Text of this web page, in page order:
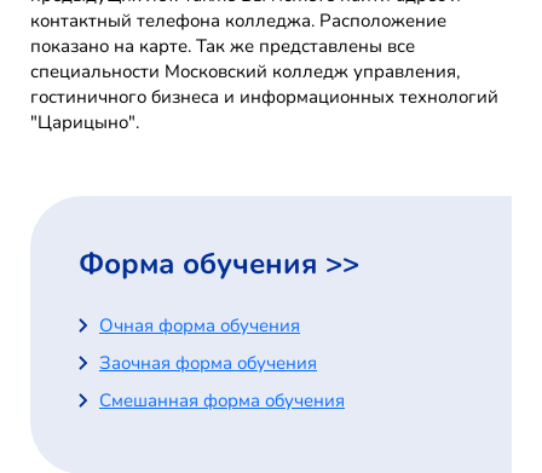
контактный телефона колледжа. Расположение
показано на карте. Так же представлены все
специальности Московский колледж управления,
гостиничного бизнеса и информационных технологий
"Царицыно".
Форма обучения >>
Очная форма обучения
Заочная форма обучения
Смешанная форма обучения